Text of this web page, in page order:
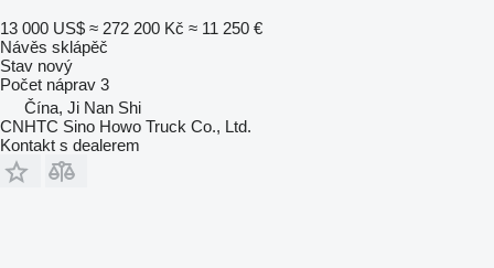
13 000 US$ ≈ 272 200 Kč ≈ 11 250 €
Návěs sklápěč
Stav nový
Počet náprav 3
Čína, Ji Nan Shi
CNHTC Sino Howo Truck Co., Ltd.
Kontakt s dealerem